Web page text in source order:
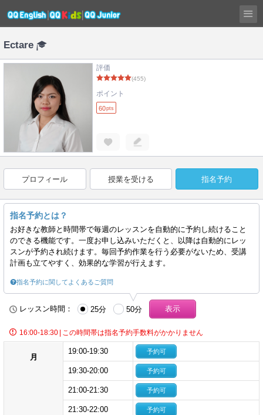
Ectare
評価
(455)
ポイント
60pts
プロフィール 授業を受ける 指名予約
指名予約とは？
お好きな教師と時間帯で毎週のレッスンを自動的に予約し続けること
のできる機能です。一度お申し込みいただくと、以降は自動的にレッ
スンが予約され続けます。毎回予約作業を行う必要がないため、受講
計画も立てやすく、効果的な学習が行えます。
指名予約に関してよくあるご質問
レッスン時間： 25分 50分
16:00-18:30 この時間帯は指名予約手数料がかかりません
月
19:00-19:30 予約可
19:30-20:00 予約可
21:00-21:30 予約可
21:30-22:00 予約可